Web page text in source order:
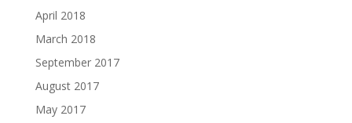
April 2018
March 2018
September 2017
August 2017
May 2017